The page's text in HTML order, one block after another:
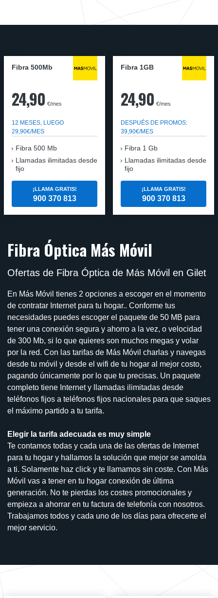
Fibra 500Mb
24,90 €/mes
12 MESES, LUEGO
29,90€/MES
Fibra 500 Mb
Llamadas ilimitadas desde
fijo
¡LLAMA GRATIS!
900 370 813
Fibra 1GB
24,90 €/mes
DESPUÉS DE PROMOS:
39,90€/MES
Fibra 1 Gb
Llamadas ilimitadas desde
fijo
¡LLAMA GRATIS!
900 370 813
Fibra Óptica Más Móvil
Ofertas de Fibra Óptica de Más Móvil en Gilet
En Más Móvil tienes 2 opciones a escoger en el momento
de contratar Internet para tu hogar.. Conforme tus
necesidades puedes escoger el paquete de 50 MB para
tener una conexión segura y ahorro a la vez, o velocidad
de 300 Mb, si lo que quieres son muchos megas y volar
por la red. Con las tarifas de Más Móvil charlas y navegas
desde tu móvil y desde el wifi de tu hogar al mejor costo,
pagando únicamente por lo que tu precisas. Un paquete
completo tiene Internet y llamadas ilimitadas desde
teléfonos fijos a teléfonos fijos nacionales para que saques
el máximo partido a tu tarifa.
Elegir la tarifa adecuada es muy simple
Te contamos todas y cada una de las ofertas de Internet
para tu hogar y hallamos la solución que mejor se amolda
a ti. Solamente haz click y te llamamos sin coste. Con Más
Móvil vas a tener en tu hogar conexión de última
generación. No te pierdas los costes promocionales y
empieza a ahorrar en tu factura de telefonía con nosotros.
Trabajamos todos y cada uno de los días para ofrecerte el
mejor servicio.